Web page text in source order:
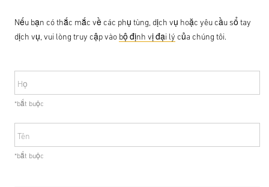
Nếu bạn có thắc mắc về các phụ tùng, dịch vụ hoặc yêu cầu sổ tay
dịch vụ, vui lòng truy cập vào bộ định vị đại lý của chúng tôi.
Họ
*bắt buộc
Tên
*bắt buộc